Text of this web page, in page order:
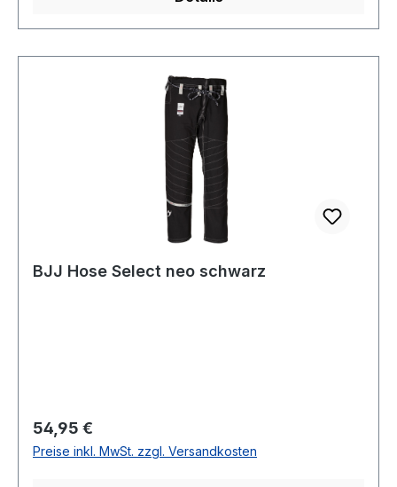
BJJ Hose Select neo schwarz
Regulärer Preis:
54,95 €
Preise inkl. MwSt. zzgl. Versandkosten